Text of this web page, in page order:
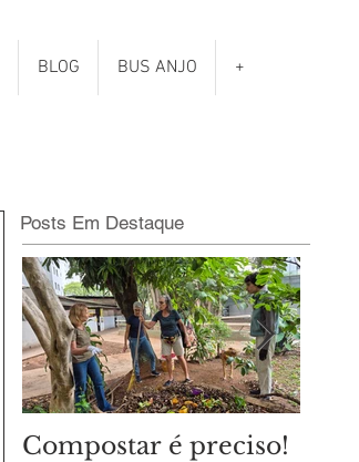
BLOG BUS ANJO +
Posts Em Destaque
Compostar é preciso!